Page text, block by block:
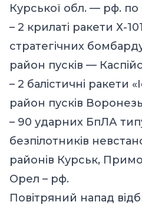
Курської обл. — рф.
– 2 крилаті ракети Х-
стратегічних
район пусків —
– 2 балістичні ракети
район пусків
– 90 ударних БпЛА
безпілотників
районів Курськ,
Орел – рф.
Повітряний напад